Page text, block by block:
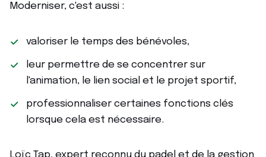
Moderniser, c'est aussi :
valoriser le temps des bénévoles,
leur permettre de se concentrer sur
l'animation, le lien social et le projet sportif,
professionnaliser certaines fonctions clés
lorsque cela est nécessaire.
Loïc Tap, expert reconnu du padel et de la gestion